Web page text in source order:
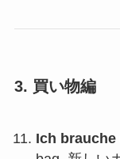
3. 買い物編
Ich brauche